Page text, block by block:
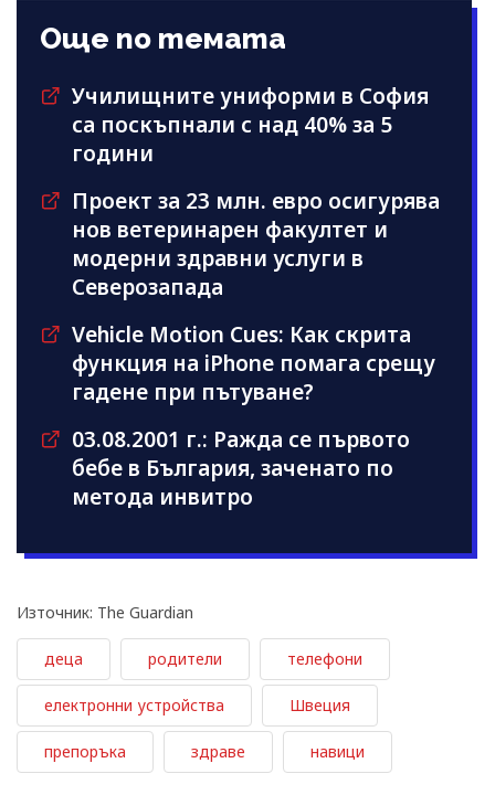
Още по темата
Училищните униформи в София
са поскъпнали с над 40% за 5
години
Проект за 23 млн. евро осигурява
нов ветеринарен факултет и
модерни здравни услуги в
Северозапада
Vehicle Motion Cues: Как скрита
функция на iPhone помага срещу
гадене при пътуване?
03.08.2001 г.: Ражда се първото
бебе в България, заченато по
метода инвитро
Източник: The Guardian
деца родители телефони
електронни устройства Швеция
препоръка здраве навици